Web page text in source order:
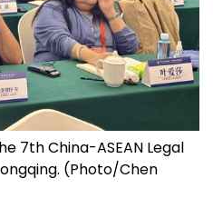
7th China-ASEAN Legal
(Photo/Chen